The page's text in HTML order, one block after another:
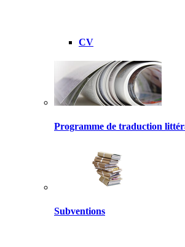
CV
Programme de traduction
Subventions